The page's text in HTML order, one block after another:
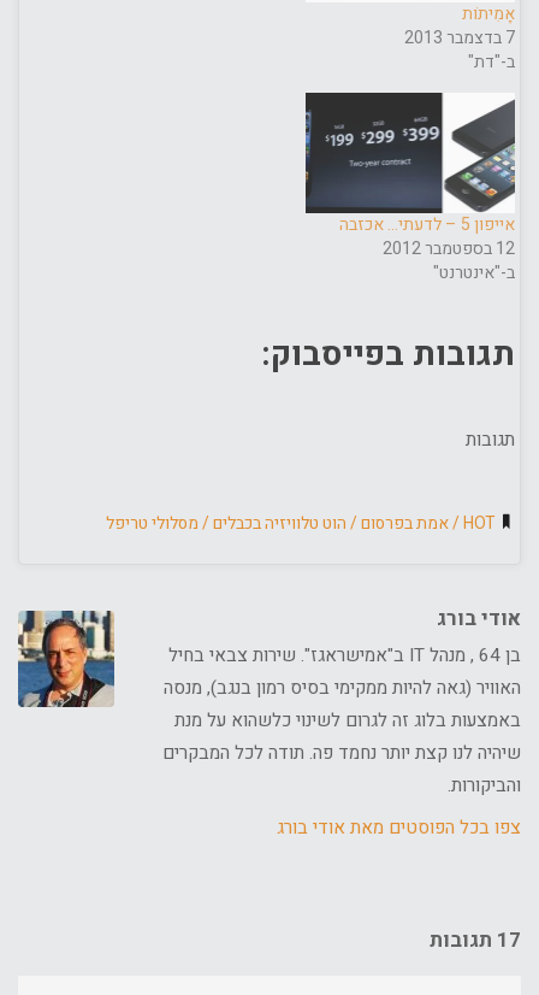
אָמִיתוׂת
7 בדצמבר 2013
ב-"דת"
אייפון 5 – לדעתי… אכזבה
12 בספטמבר 2012
ב-"אינטרנט"
תגובות בפייסבוק:
תגובות
HOT
/אמת בפרסום / הוט טלוויזיה בכבלים / מסלולי טריפל
אודי בורג
בן 64 , מנהל IT ב"אמישראגז". שירות צבאי בחיל
האוויר (גאה להיות ממקימי בסיס רמון בנגב), מנסה
באמצעות בלוג זה לגרום לשינוי כלשהוא על מנת
שיהיה לנו קצת יותר נחמד פה. תודה לכל המבקרים
והביקורות.
צפו בכל הפוסטים מאת אודי בורג
17 תגובות